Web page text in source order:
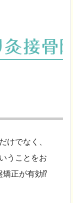
けでなく、
うことをお
正が有効⁉